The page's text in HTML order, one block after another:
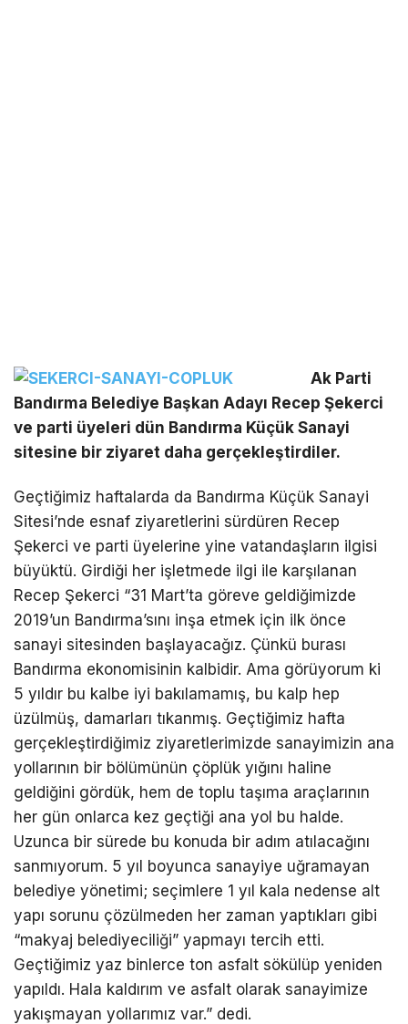
Ak Parti
Bandırma Belediye Başkan Adayı Recep Şekerci
ve parti üyeleri dün Bandırma Küçük Sanayi
sitesine bir ziyaret daha gerçekleştirdiler.
Geçtiğimiz haftalarda da Bandırma Küçük Sanayi
Sitesi’nde esnaf ziyaretlerini sürdüren Recep
Şekerci ve parti üyelerine yine vatandaşların ilgisi
büyüktü. Girdiği her işletmede ilgi ile karşılanan
Recep Şekerci “31 Mart’ta göreve geldiğimizde
2019’un Bandırma’sını inşa etmek için ilk önce
sanayi sitesinden başlayacağız. Çünkü burası
Bandırma ekonomisinin kalbidir. Ama görüyorum ki
5 yıldır bu kalbe iyi bakılamamış, bu kalp hep
üzülmüş, damarları tıkanmış. Geçtiğimiz hafta
gerçekleştirdiğimiz ziyaretlerimizde sanayimizin ana
yollarının bir bölümünün çöplük yığını haline
geldiğini gördük, hem de toplu taşıma araçlarının
her gün onlarca kez geçtiği ana yol bu halde.
Uzunca bir sürede bu konuda bir adım atılacağını
sanmıyorum. 5 yıl boyunca sanayiye uğramayan
belediye yönetimi; seçimlere 1 yıl kala nedense alt
yapı sorunu çözülmeden her zaman yaptıkları gibi
“makyaj belediyeciliği” yapmayı tercih etti.
Geçtiğimiz yaz binlerce ton asfalt sökülüp yeniden
yapıldı. Hala kaldırım ve asfalt olarak sanayimize
yakışmayan yollarımız var.” dedi.